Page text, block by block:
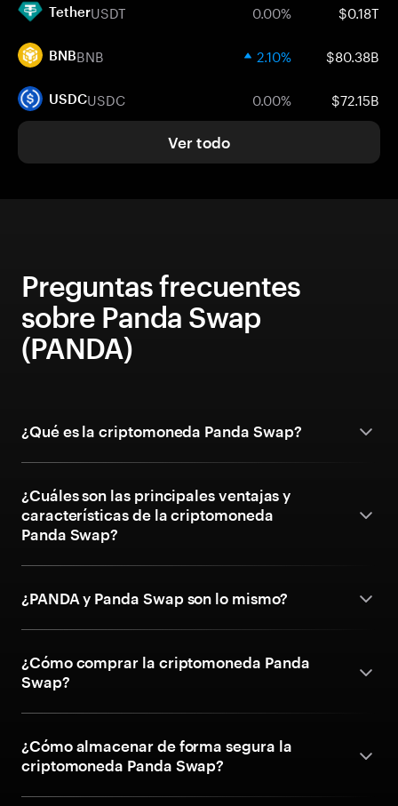
TetherUSDT 0.00% $0.18T
BNBBNB 2.10% $80.38B
USDCUSDC 0.00% $72.15B
Ver todo
Preguntas frecuentes
sobre Panda Swap
(PANDA)
¿Qué es la criptomoneda Panda Swap?
¿Cuáles son las principales ventajas y
características de la criptomoneda
Panda Swap?
¿PANDA y Panda Swap son lo mismo?
¿Cómo comprar la criptomoneda Panda
Swap?
¿Cómo almacenar de forma segura la
criptomoneda Panda Swap?